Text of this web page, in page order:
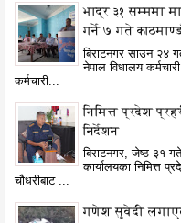
भाद्र ३१ सम्ममा
गर्ने ७ गते
बिराटनगर साउन २४
नेपाल विधालय
कर्मचारी...
निमित्त प्रदेश
निर्देशन
बिराटनगर, जेष्ठ ३१
कार्यालयका निमित्त
चौधरीबाट ...
गणेश सुवेदी लगाएत